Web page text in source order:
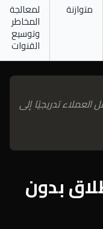
متوازنة لمعالجة
المخاطر
وتوسيع
القنوات
العملاء تدريجيًا إلى
بدون